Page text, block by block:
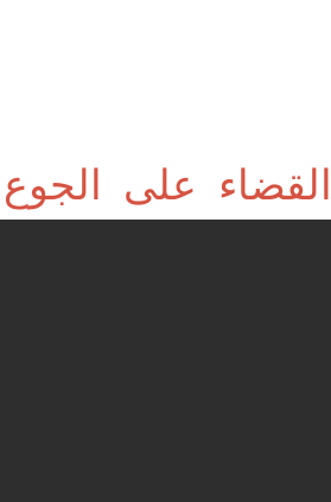
القضاء على الجوع 2022